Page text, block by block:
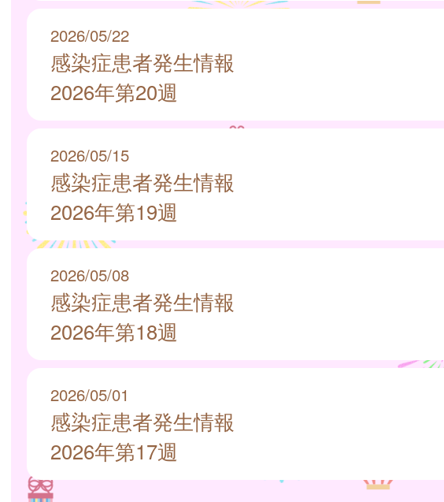
2026/05/22
感染症患者発生情報
2026年第20週
2026/05/15
感染症患者発生情報
2026年第19週
2026/05/08
感染症患者発生情報
2026年第18週
2026/05/01
感染症患者発生情報
2026年第17週